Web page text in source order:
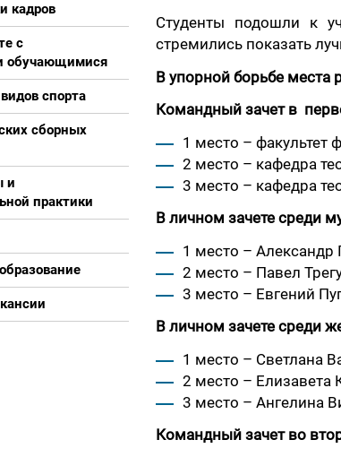
кадров
с
обучающимися
спорта
сборных
и
практики
Студенты подошли к
стремились показать
В упорной борьбе
Командный зачет в
1 место – факультет
2 место – кафедра
3 место – кафедра
В личном зачете среди
1 место – Александр
2 место – Павел
3 место – Евгений
В личном зачете среди
1 место – Светлана
2 место – Елизавета
3 место – Ангелина
Командный зачет во